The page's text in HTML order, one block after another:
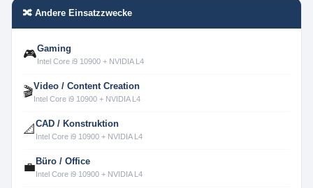
🔀 Andere Einsatzzwecke
🎮Gaming
Intel Core i9 10900 + NVIDIA L4
🎬Video / Content Creation
Intel Core i9 10900 + NVIDIA L4
📐 CAD / Konstruktion
Intel Core i9 10900 + NVIDIA L4
💼 Büro / Office
Intel Core i9 10900 + NVIDIA L4